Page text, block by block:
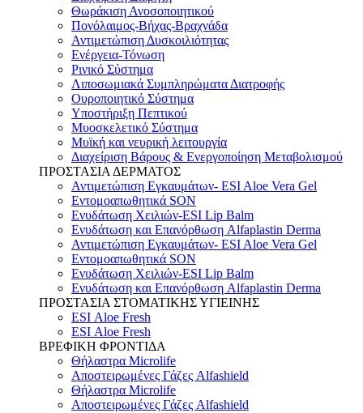
Θωράκιση Ανοσοποιητικού
Πονόλαιμος-Βήχας-Βραχνάδα
Αντιμετώπιση Δυσκοιλιότητας
Eνέργεια-Τόνωση
Ρινικό Σύστημα
Λιποσωμιακά Συμπληρώματα Διατροφής
Ουροποιητικό Σύστημα
Υποστήριξη Πεπτικού
Μυοσκελετικό Σύστημα
Μυϊκή και νευρική λειτουργία
Διαχείριση Βάρους & Ενεργοποίηση Μεταβολισμού
ΠΡΟΣΤΑΣΙΑ ΔΕΡΜΑΤΟΣ
Αντιμετώπιση Εγκαυμάτων- ESI Aloe Vera Gel
Εντομοαπωθητικά SON
Ενυδάτωση Χειλιών-ESI Lip Balm
Ενυδάτωση και Επανόρθωση Alfaplastin Derma
Αντιμετώπιση Εγκαυμάτων- ESI Aloe Vera Gel
Εντομοαπωθητικά SON
Ενυδάτωση Χειλιών-ESI Lip Balm
Ενυδάτωση και Επανόρθωση Alfaplastin Derma
ΠΡΟΣΤΑΣΙΑ ΣΤΟΜΑΤΙΚΗΣ ΥΓΙΕΙΝΗΣ
ESI Αloe Fresh
ESI Αloe Fresh
ΒΡΕΦΙΚΗ ΦΡΟΝΤΙΔΑ
Θήλαστρα Microlife
Αποστειρωμένες Γάζες Alfashield
Θήλαστρα Microlife
Αποστειρωμένες Γάζες Alfashield